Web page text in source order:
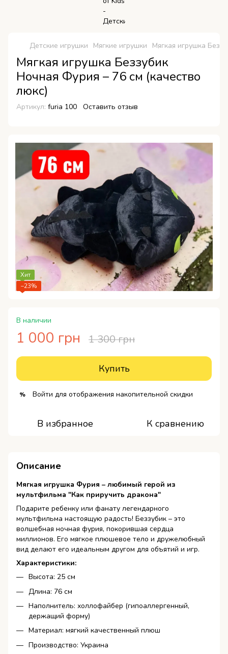
Детские игрушки Мягкие игрушки Мягкая игрушка
Мягкая игрушка Беззубик
Ночная Фурия – 76 см (качество
люкс)
Артикул: furia 100 Оставить отзыв
Хит
−23%
В наличии
1 000 грн 1 300 грн
Купить
% Войти для отображения накопительной скидки
В избранное К сравнению
Описание
Мягкая игрушка Фурия – любимый герой из
мультфильма "Как приручить дракона"
Подарите ребенку или фанату легендарного
мультфильма настоящую радость! Беззубик – это
волшебная ночная фурия, покорившая сердца
миллионов. Его мягкое плюшевое тело и дружелюбный
вид делают его идеальным другом для объятий и игр.
Характеристики:
Высота: 25 см
Длина: 76 см
Наполнитель: холлофайбер (гипоаллергенный,
держащий форму)
Материал: мягкий качественный плюш
Производство: Украина